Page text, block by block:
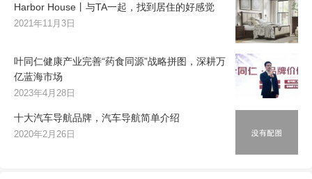
Harbor House丨与TA一起，找到居住的好感觉
2021年11月3日
叶同仁健康产业完善“药食同源”战略拼图，深耕万
亿蓝海市场
2023年4月28日
十大汽车导航品牌，汽车导航简单介绍
2020年2月26日